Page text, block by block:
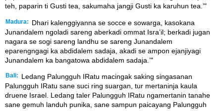
teh, paparin ti Gusti tea, sakumaha jangji Gusti ka karuhun tea.’"
Madura:
Dhari kalenggiyanna se socce e sowarga, kasokana
Junandalem ngoladi sareng aberkadi ommat Isra’il; berkadi jugan
nagara se sogi sareng landhu se sareng Junandalem
eparengngagi ka abdidalem sadaja, akadi se ampon ejanjiyagi
Junandalem ka bangatowa abdidalem sadaja.’"
Bali:
Ledang Palungguh IRatu macingak saking singasanan
Palungguh IRatu sane suci ring suargan, tur mertaninja kaula
druene Israel. Ledang taler Palungguh IRatu ngamertanin tanahe
sane gemuh landuh punika, sane sampun paicayang Palungguh